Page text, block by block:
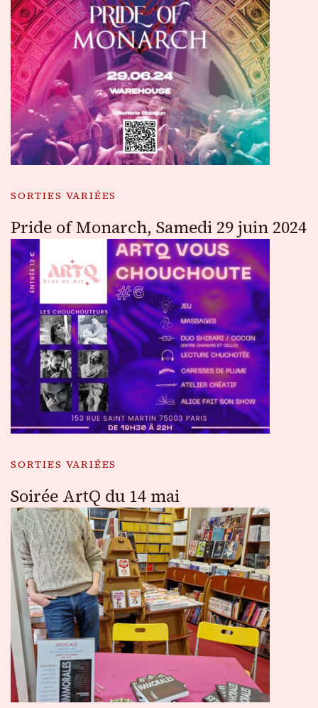
SORTIES VARIÉES
Pride of Monarch, Samedi 29 juin 2024
SORTIES VARIÉES
Soirée ArtQ du 14 mai